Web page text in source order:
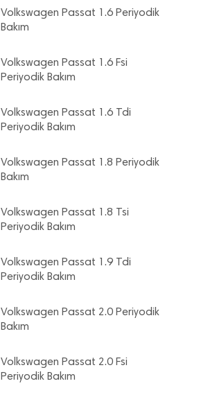
Volkswagen Passat 1.6 Periyodik
Bakım
Volkswagen Passat 1.6 Fsi
Periyodik Bakım
Volkswagen Passat 1.6 Tdi
Periyodik Bakım
Volkswagen Passat 1.8 Periyodik
Bakım
Volkswagen Passat 1.8 Tsi
Periyodik Bakım
Volkswagen Passat 1.9 Tdi
Periyodik Bakım
Volkswagen Passat 2.0 Periyodik
Bakım
Volkswagen Passat 2.0 Fsi
Periyodik Bakım